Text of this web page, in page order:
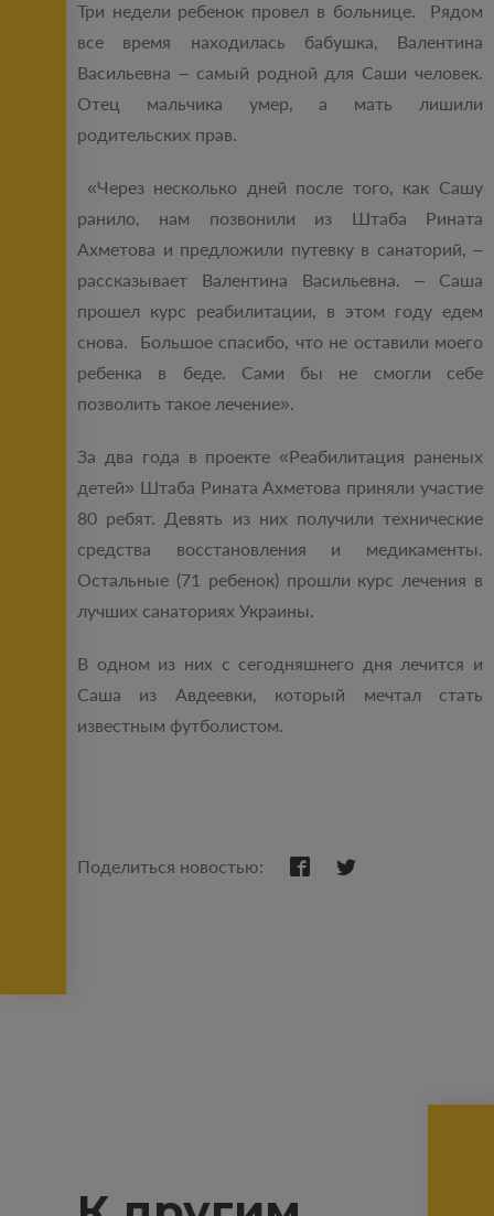
Три недели ребенок провел в больнице. Рядом
все время находилась бабушка, Валентина
Васильевна – самый родной для Саши человек.
Отец мальчика умер, а мать лишили
родительских прав.
«Через несколько дней после того, как Сашу
ранило, нам позвонили из Штаба Рината
Ахметова и предложили путевку в санаторий, –
рассказывает Валентина Васильевна. – Саша
прошел курс реабилитации, в этом году едем
снова. Большое спасибо, что не оставили моего
ребенка в беде. Сами бы не смогли себе
позволить такое лечение».
За два года в проекте «Реабилитация раненых
детей» Штаба Рината Ахметова приняли участие
80 ребят. Девять из них получили технические
средства восстановления и медикаменты.
Остальные (71 ребенок) прошли курс лечения в
лучших санаториях Украины.
В одном из них с сегодняшнего дня лечится и
Саша из Авдеевки, который мечтал стать
известным футболистом.
Поделиться новостью: